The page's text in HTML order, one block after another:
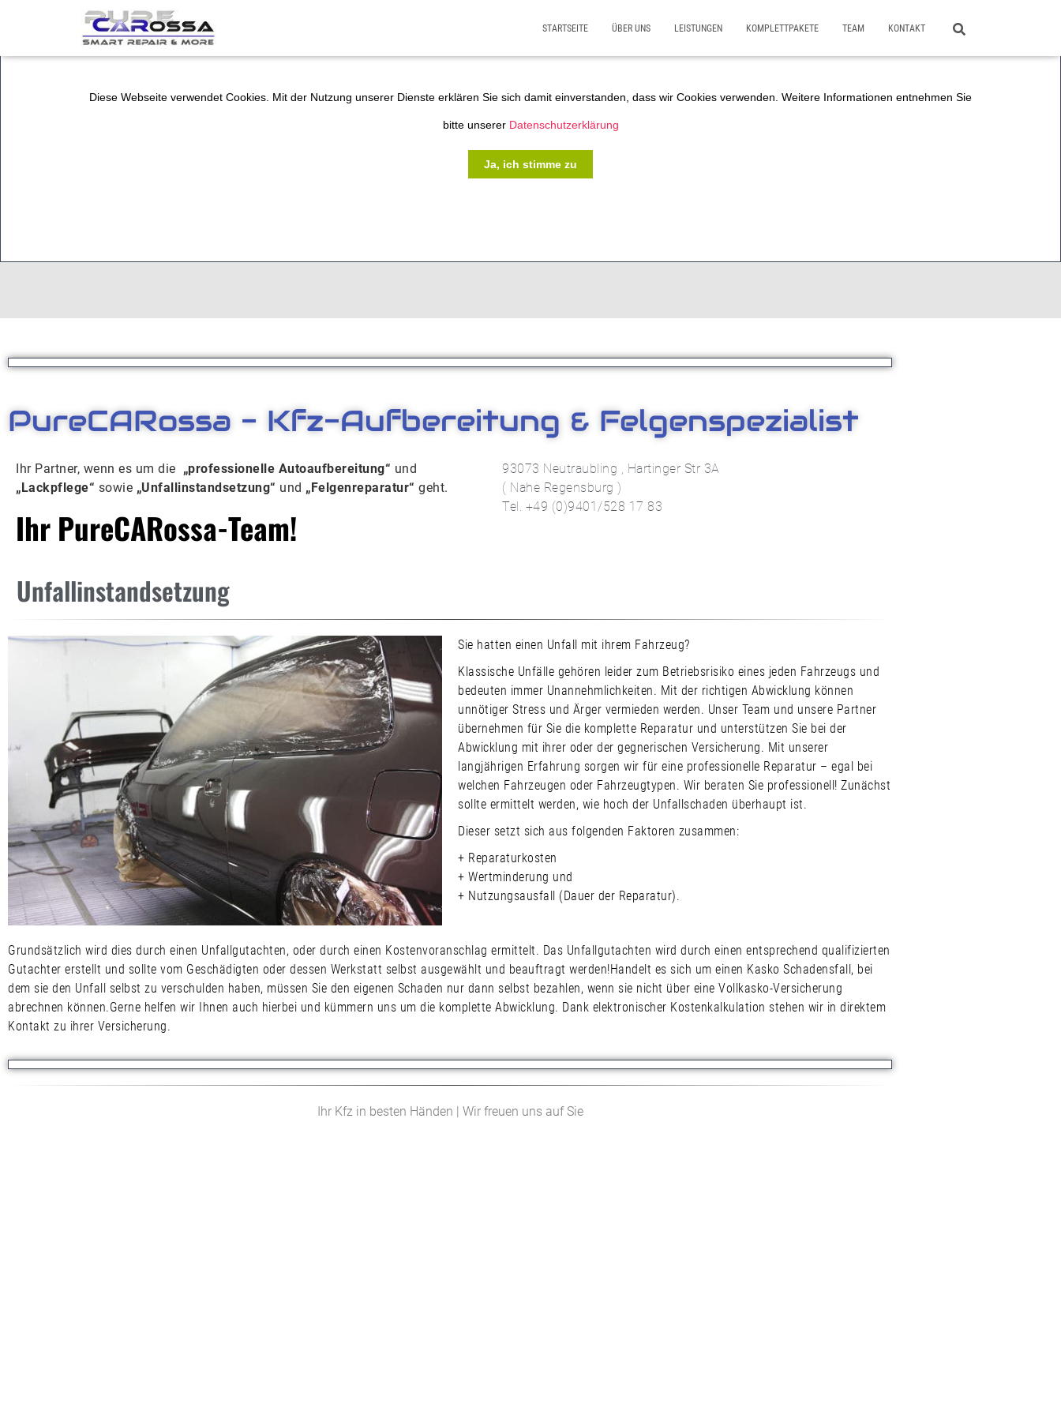
Diese Webseite verwendet Cookies. Mit der Nutzung unserer Dienste erklären Sie sich damit einverstanden, dass wir Cookies verwenden. Weitere Informationen entnehmen Sie
bitte unserer Datenschutzerklärung
Ja, ich stimme zu
STARTSEITE ÜBER UNS LEISTUNGEN KOMPLETTPAKETE TEAM KONTAKT
PureCARossa - Kfz-Aufbereitung & Felgenspezialist
Ihr Partner, wenn es um die „professionelle Autoaufbereitung“ und
„Lackpflege“ sowie „Unfallinstandsetzung“ und „Felgenreparatur“ geht.
Ihr PureCARossa-Team!
93073 Neutraubling , Hartinger Str 3A
( Nahe Regensburg )
Tel. +49 (0)9401/528 17 83
Unfallinstandsetzung
Sie hatten einen Unfall mit ihrem Fahrzeug?
Klassische Unfälle gehören leider zum Betriebsrisiko eines jeden Fahrzeugs und
bedeuten immer Unannehmlichkeiten. Mit der richtigen Abwicklung können
unnötiger Stress und Ärger vermieden werden. Unser Team und unsere Partner
übernehmen für Sie die komplette Reparatur und unterstützen Sie bei der
Abwicklung mit ihrer oder der gegnerischen Versicherung. Mit unserer
langjährigen Erfahrung sorgen wir für eine professionelle Reparatur – egal bei
welchen Fahrzeugen oder Fahrzeugtypen. Wir beraten Sie professionell! Zunächst
sollte ermittelt werden, wie hoch der Unfallschaden überhaupt ist.
Dieser setzt sich aus folgenden Faktoren zusammen:
+ Reparaturkosten
+ Wertminderung und
+ Nutzungsausfall (Dauer der Reparatur).
Grundsätzlich wird dies durch einen Unfallgutachten, oder durch einen Kostenvoranschlag ermittelt. Das Unfallgutachten wird durch einen entsprechend qualifizierten
Gutachter erstellt und sollte vom Geschädigten oder dessen Werkstatt selbst ausgewählt und beauftragt werden!Handelt es sich um einen Kasko Schadensfall, bei
dem sie den Unfall selbst zu verschulden haben, müssen Sie den eigenen Schaden nur dann selbst bezahlen, wenn sie nicht über eine Vollkasko-Versicherung
abrechnen können.Gerne helfen wir Ihnen auch hierbei und kümmern uns um die komplette Abwicklung. Dank elektronischer Kostenkalkulation stehen wir in direktem
Kontakt zu ihrer Versicherung.
Ihr Kfz in besten Händen | Wir freuen uns auf Sie